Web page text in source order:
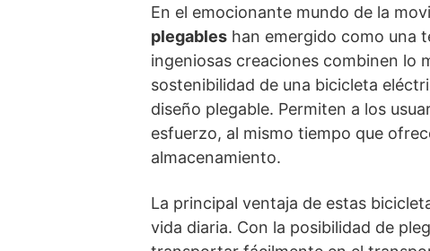
En el emocionante mundo de la
plegables han emergido como una
ingeniosas creaciones combinen lo
sostenibilidad de una bicicleta
diseño plegable. Permiten a los
esfuerzo, al mismo tiempo que
almacenamiento.
La principal ventaja de estas
vida diaria. Con la posibilidad de